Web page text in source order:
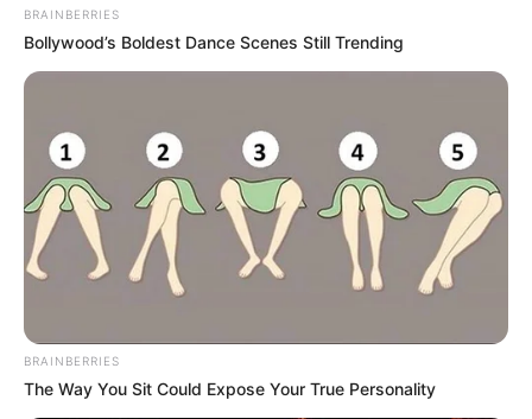
BRAINBERRIES
Bollywood’s Boldest Dance Scenes Still Trending
BRAINBERRIES
The Way You Sit Could Expose Your True Personality